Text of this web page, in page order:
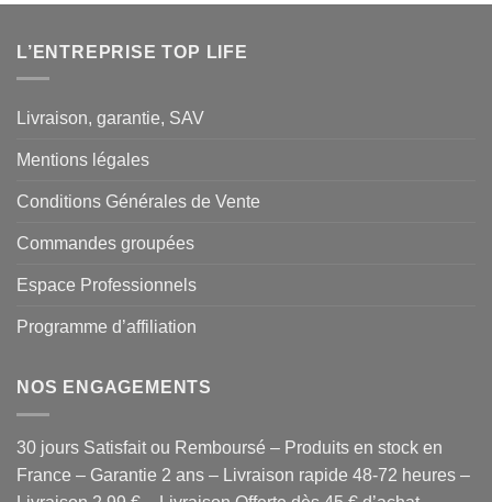
L’ENTREPRISE TOP LIFE
Livraison, garantie, SAV
Mentions légales
Conditions Générales de Vente
Commandes groupées
Espace Professionnels
Programme d’affiliation
NOS ENGAGEMENTS
30 jours Satisfait ou Remboursé – Produits en stock en
France – Garantie 2 ans – Livraison rapide 48-72 heures –